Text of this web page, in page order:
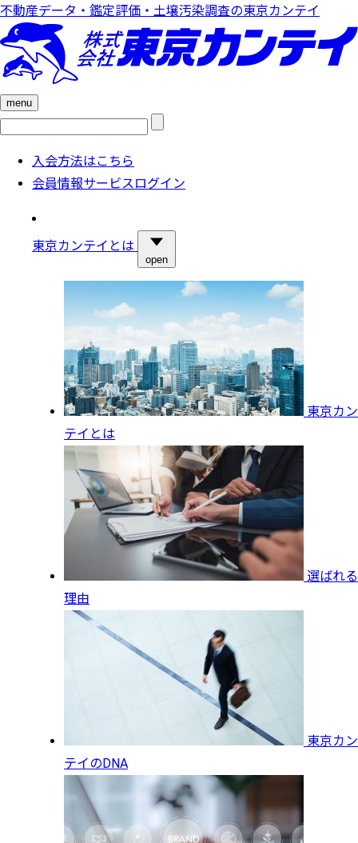
不動産データ・鑑定評価・土壌汚染調査の東京カンテイ
menu
検
入会方法はこちら
会員情報サービスログイン
東京カンテイとは
open
東京カン
テイとは
選ばれる
理由
東京カン
テイのDNA